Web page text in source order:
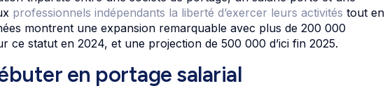
professionnels indépendants la liberté d’exercer leurs activités tout en
montrent une expansion remarquable avec plus de 200 000
ce statut en 2024, et une projection de 500 000 d’ici fin 2025.
en portage salarial